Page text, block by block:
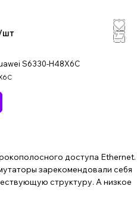
шт
S6330-H48X6C
доступа Ethernet.
зарекомендовали себя
структуру. А низкое